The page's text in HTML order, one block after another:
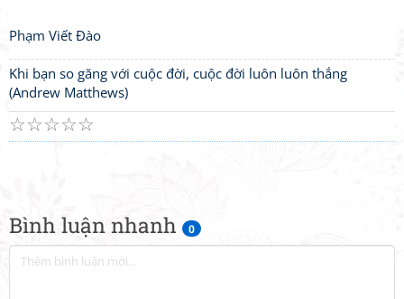
Bình luận nhanh 0
Phạm Viết Đào
Khi bạn so găng với cuộc đời, cuộc đời luôn luôn thắng
(Andrew Matthews)
☆
☆
☆
☆
☆